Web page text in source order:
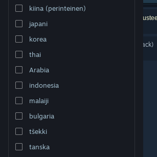
Vaihda kieli
Hanki Steam-mobiilisovellus
Näytä työpöytäsivusto
kiina (perinteinen)
japani
korea
thai
Arabia
indonesia
malaiji
bulgaria
tšekki
tanska
1 tulos vastaa hakuasi. 2 peliä on asetustesi
pois.
Relooted (Original Soundtrack)